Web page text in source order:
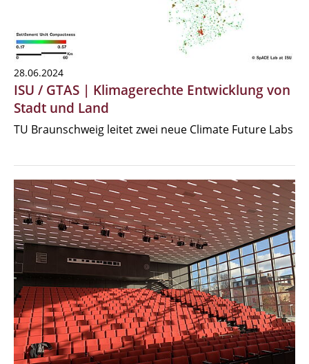
28.06.2024
ISU / GTAS | Klimagerechte Entwicklung von
Stadt und Land
TU Braunschweig leitet zwei neue Climate Future Labs